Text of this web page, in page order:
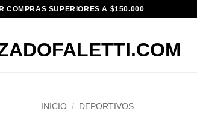
COMPRAS SUPERIORES A $150.000
INICIO / DEPORTIVOS